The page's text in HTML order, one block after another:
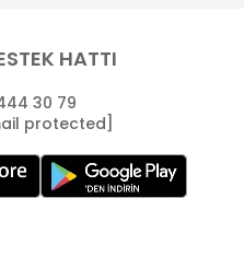
HATTI
30 79
protected]